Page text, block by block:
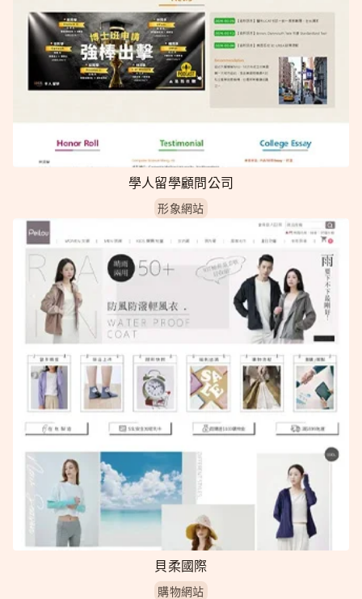
學人留學顧問公司
形象網站
貝柔國際
購物網站